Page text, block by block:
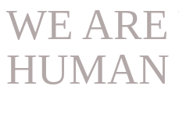
WE
HUMAN